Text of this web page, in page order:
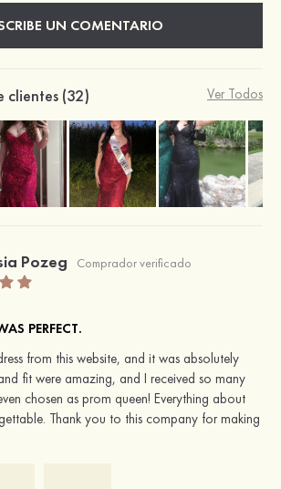
UN COMENTARIO
clientes (32) Ver Todos
Pozeg Comprador verificado
PERFECT.
from this website, and it was absolutely
fit were amazing, and I received so many
chosen as prom queen! Everything about
Thank you to this company for making